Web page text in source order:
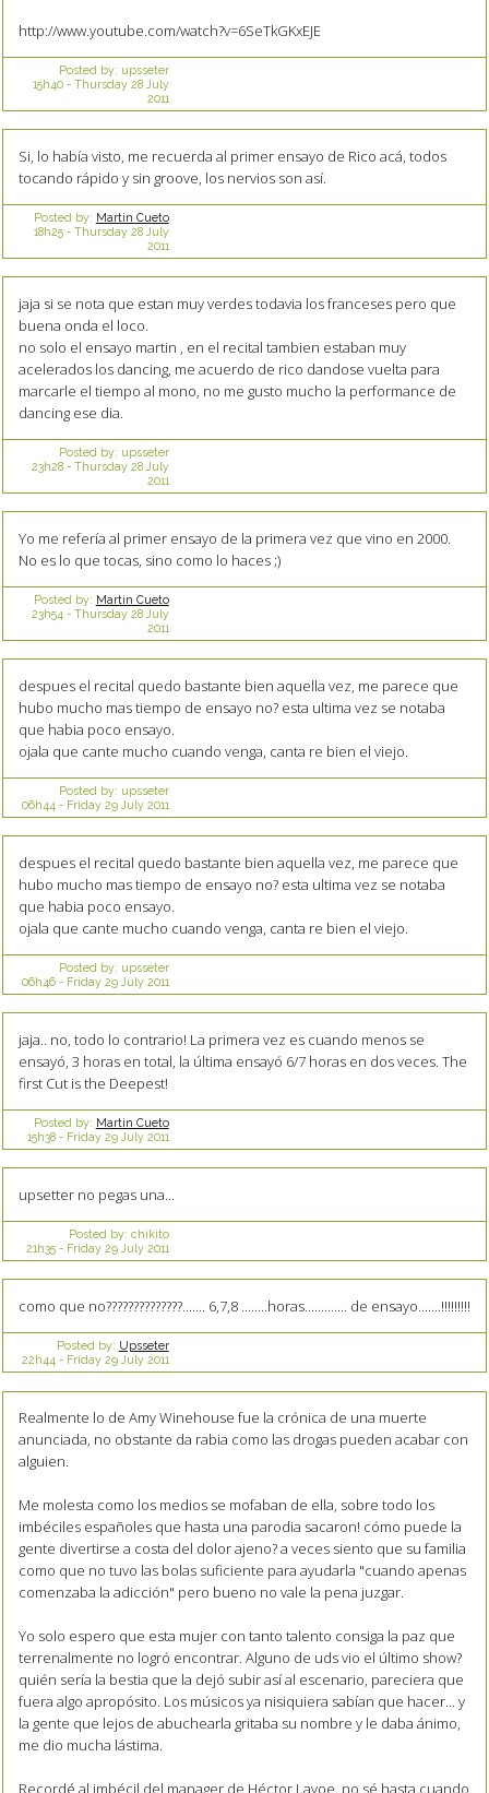
http://www.youtube.com/watch?v=6SeTkGKxEJE
Posted by: upsseter
15h40- Thursday 28 July
2011
Si, lo había visto, me recuerda al primer ensayo de Rico acá, todos
tocando rápido y sin groove, los nervios son así.
Posted by: Martin Cueto
18h25- Thursday 28 July
2011
jaja si se nota que estan muy verdes todavia los franceses pero que
buena onda el loco.
no solo el ensayo martin , en el recital tambien estaban muy
acelerados los dancing, me acuerdo de rico dandose vuelta para
marcarle el tiempo al mono, no me gusto mucho la performance de
dancing ese dia.
Posted by: upsseter
23h28- Thursday 28 July
2011
Yo me refería al primer ensayo de la primera vez que vino en 2000.
No es lo que tocas, sino como lo haces ;)
Posted by: Martin Cueto
23h54 - Thursday 28 July
2011
despues el recital quedo bastante bien aquella vez, me parece que
hubo mucho mas tiempo de ensayo no? esta ultima vez se notaba
que habia poco ensayo.
ojala que cante mucho cuando venga, canta re bien el viejo.
Posted by: upsseter
06h44 - Friday 29 July 2011
despues el recital quedo bastante bien aquella vez, me parece que
hubo mucho mas tiempo de ensayo no? esta ultima vez se notaba
que habia poco ensayo.
ojala que cante mucho cuando venga, canta re bien el viejo.
Posted by: upsseter
06h46- Friday 29 July 2011
jaja.. no, todo lo contrario! La primera vez es cuando menos se
ensayó, 3 horas en total, la última ensayó 6/7 horas en dos veces. The
first Cut is the Deepest!
Posted by: Martin Cueto
15h38- Friday 29 July 2011
upsetter no pegas una...
Posted by: chikito
21h35- Friday 29 July 2011
como que no??????????????....... 6,7,8 ........horas............. de ensayo.......!!!!!!!!!
Posted by: Upsseter
22h44 - Friday 29 July 2011
Realmente lo de Amy Winehouse fue la crónica de una muerte
anunciada, no obstante da rabia como las drogas pueden acabar con
alguien.
Me molesta como los medios se mofaban de ella, sobre todo los
imbéciles españoles que hasta una parodia sacaron! cómo puede la
gente divertirse a costa del dolor ajeno? a veces siento que su familia
como que no tuvo las bolas suficiente para ayudarla "cuando apenas
comenzaba la adicción" pero bueno no vale la pena juzgar.
Yo solo espero que esta mujer con tanto talento consiga la paz que
terrenalmente no logró encontrar. Alguno de uds vio el último show?
quién sería la bestia que la dejó subir así al escenario, pareciera que
fuera algo apropósito. Los músicos ya nisiquiera sabían que hacer... y
la gente que lejos de abuchearla gritaba su nombre y le daba ánimo,
me dio mucha lástima.